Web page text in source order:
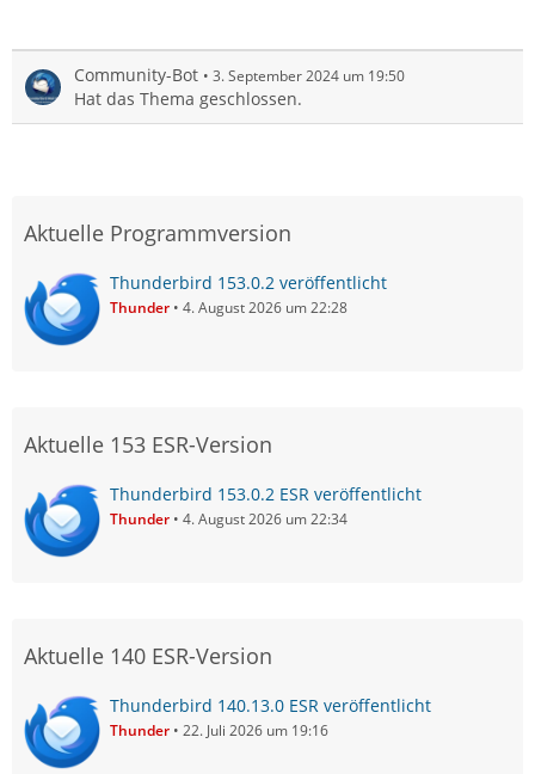
Community-Bot 3. September 2024 um 19:50
Hat das Thema geschlossen.
Aktuelle Programmversion
Thunderbird 153.0.2 veröffentlicht
Thunder 4. August 2026 um 22:28
Aktuelle 153 ESR-Version
Thunderbird 153.0.2 ESR veröffentlicht
Thunder 4. August 2026 um 22:34
Aktuelle 140 ESR-Version
Thunderbird 140.13.0 ESR veröffentlicht
Thunder 22. Juli 2026 um 19:16